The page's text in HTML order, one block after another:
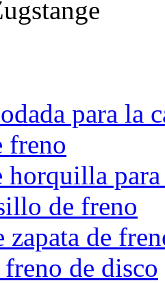
para la
freno
horquilla
de freno
zapata de
de disco